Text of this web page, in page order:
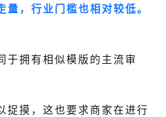
量， 行业门槛也相对较低。
于拥有相似模版的主流审
捉摸，这也要求商家在进行